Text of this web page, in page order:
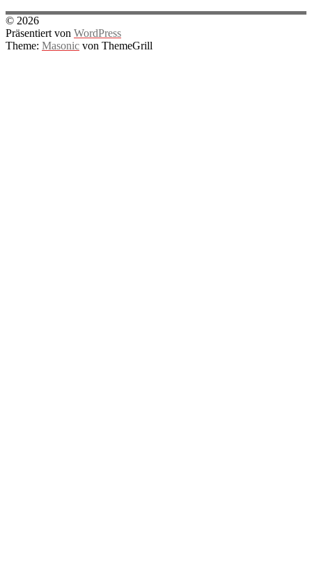
© 2026
Präsentiert von WordPress
Theme: Masonic von ThemeGrill